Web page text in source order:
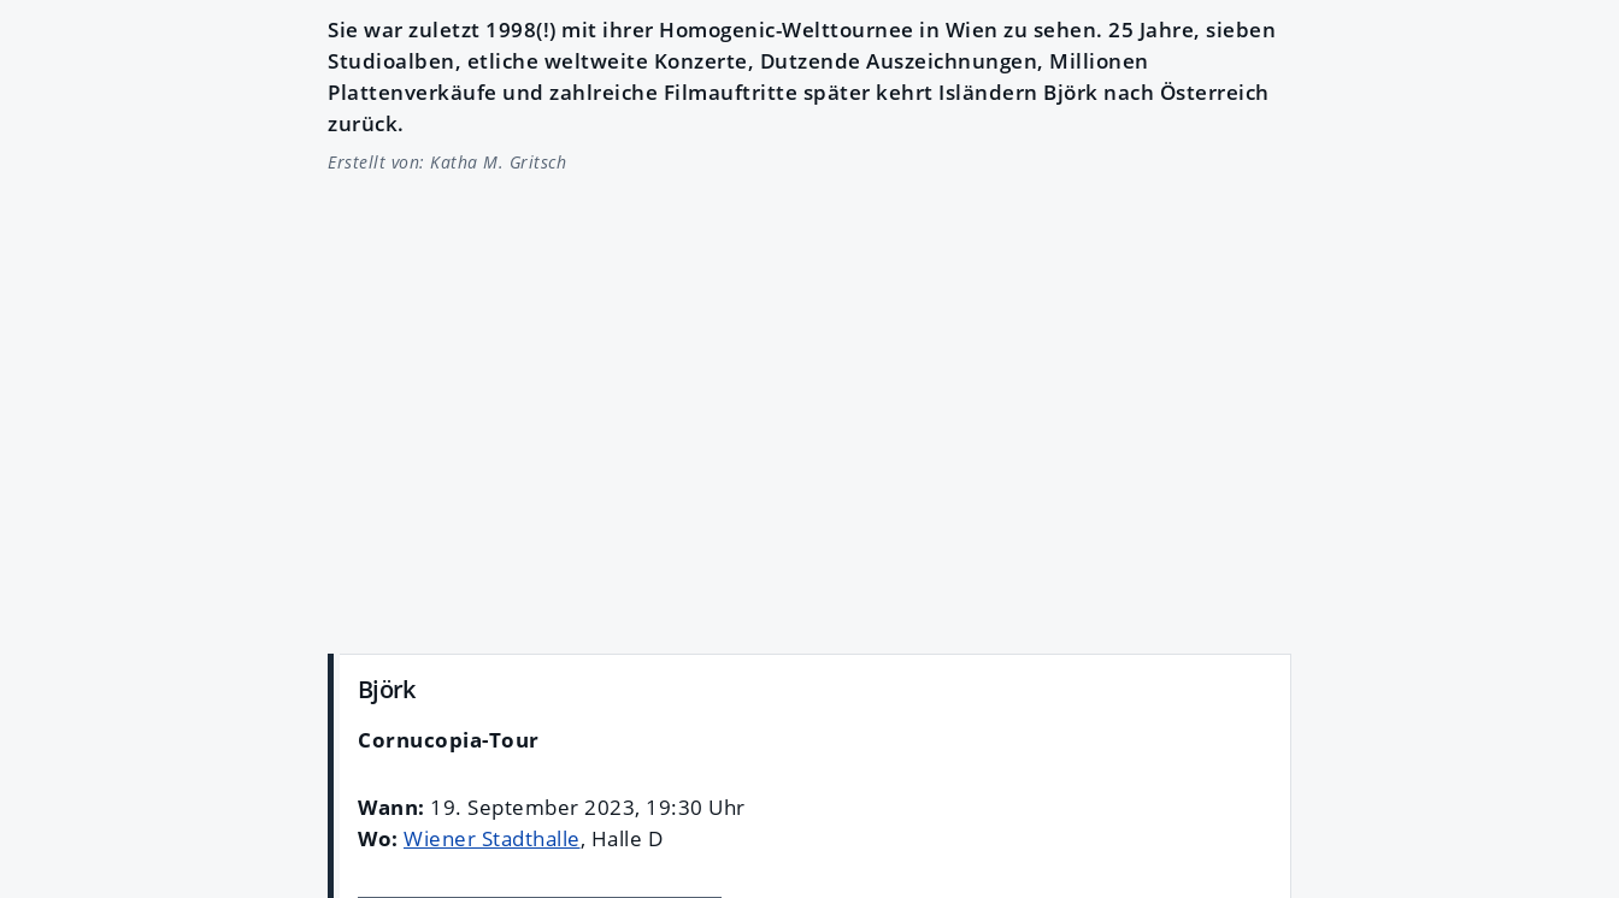
Sie war zuletzt 1998(!) mit ihrer Homogenic-Welttournee in Wien zu sehen. 25 Jahre, sieben
Studioalben, etliche weltweite Konzerte, Dutzende Auszeichnungen, Millionen
Plattenverkäufe und zahlreiche Filmauftritte später kehrt Isländern Björk nach Österreich
zurück.
Erstellt von: Katha M. Gritsch
Björk
Cornucopia-Tour
Wann: 19. September 2023, 19:30 Uhr
Wo: Wiener Stadthalle, Halle D